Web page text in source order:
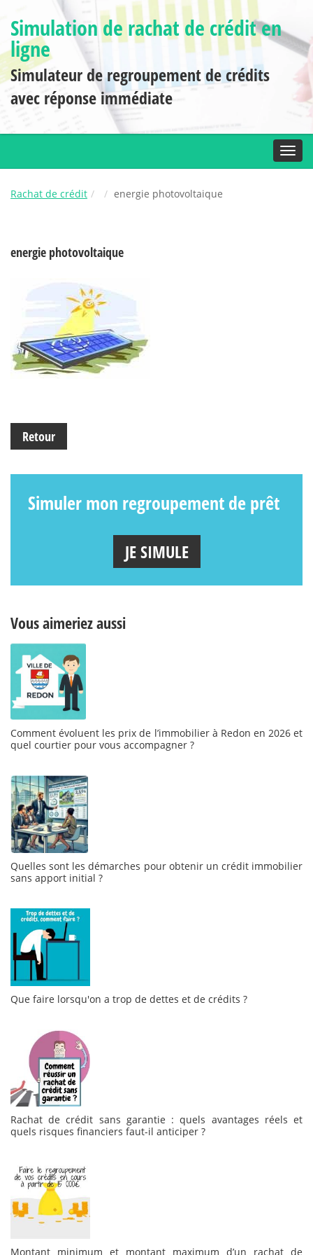
Simulation de rachat de crédit en
ligne
Simulateur de regroupement de crédits
avec réponse immédiate
Rachat de crédit energie photovoltaique
energie photovoltaique
Retour
Simuler mon regroupement de prêt
JE SIMULE
Vous aimeriez aussi
Comment évoluent les prix de l’immobilier à Redon en 2026 et
quel courtier pour vous accompagner ?
Quelles sont les démarches pour obtenir un crédit immobilier
sans apport initial ?
Que faire lorsqu'on a trop de dettes et de crédits ?
Rachat de crédit sans garantie : quels avantages réels et
quels risques financiers faut-il anticiper ?
Montant minimum et montant maximum d’un rachat de